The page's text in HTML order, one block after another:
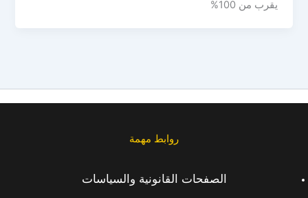
يقرب من 100%
روابط مهمة
الصفحات القانونية والسياسات